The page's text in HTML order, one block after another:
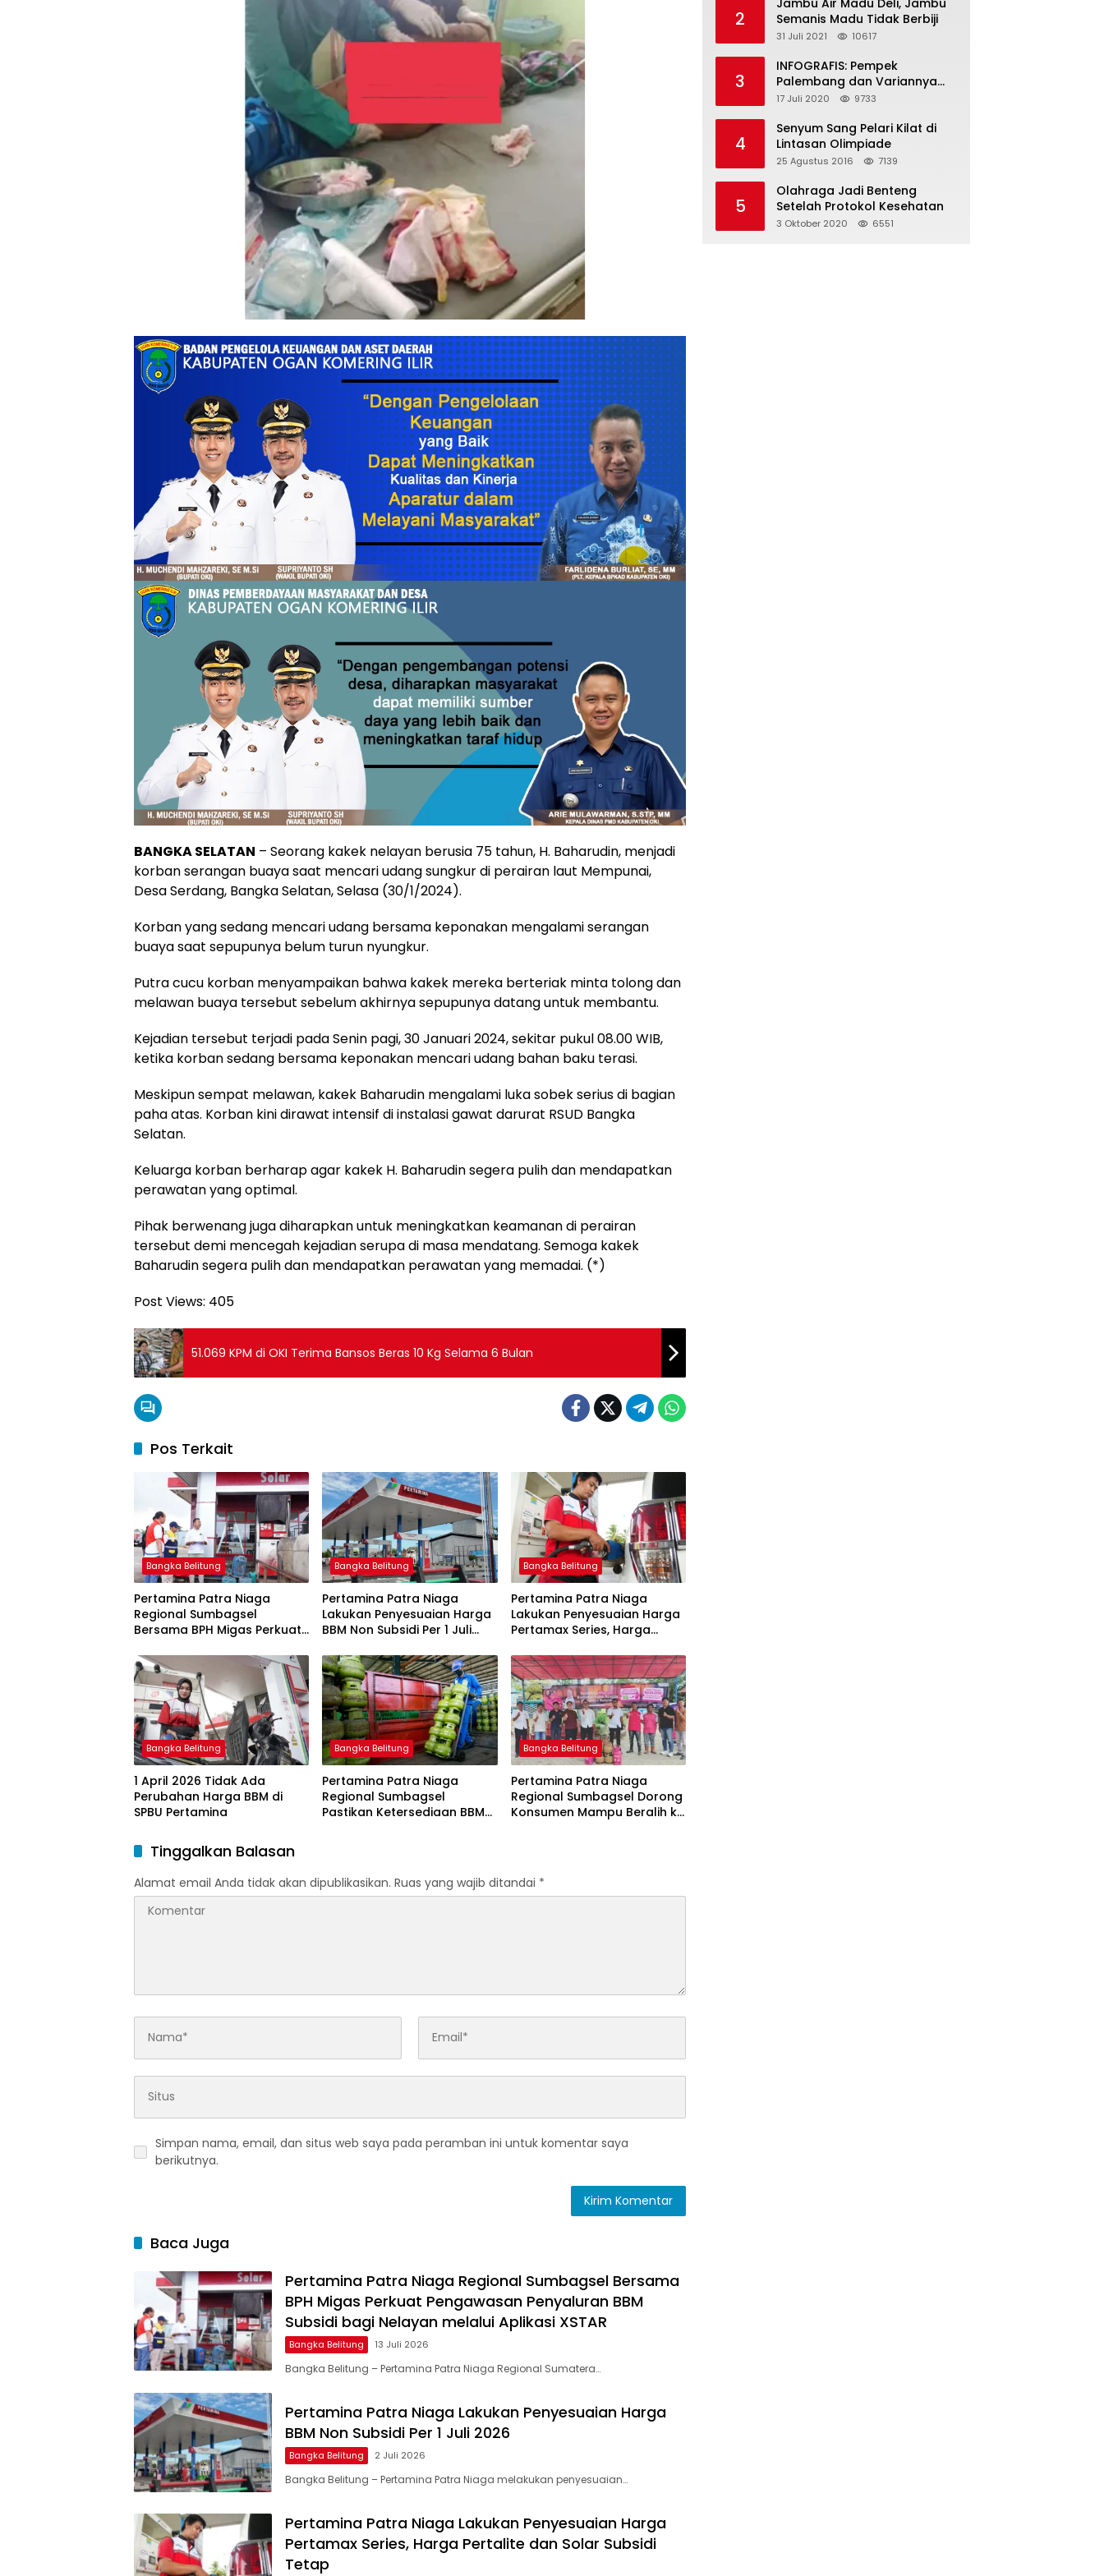
BANGKA SELATAN – Seorang kakek nelayan berusia 75 tahun, H. Baharudin, menjadi
korban serangan buaya saat mencari udang sungkur di perairan laut Mempunai,
Desa Serdang, Bangka Selatan, Selasa (30/1/2024).
Korban yang sedang mencari udang bersama keponakan mengalami serangan
buaya saat sepupunya belum turun nyungkur.
Putra cucu korban menyampaikan bahwa kakek mereka berteriak minta tolong dan
melawan buaya tersebut sebelum akhirnya sepupunya datang untuk membantu.
Kejadian tersebut terjadi pada Senin pagi, 30 Januari 2024, sekitar pukul 08.00 WIB,
ketika korban sedang bersama keponakan mencari udang bahan baku terasi.
Meskipun sempat melawan, kakek Baharudin mengalami luka sobek serius di bagian
paha atas. Korban kini dirawat intensif di instalasi gawat darurat RSUD Bangka
Selatan.
Keluarga korban berharap agar kakek H. Baharudin segera pulih dan mendapatkan
perawatan yang optimal.
Pihak berwenang juga diharapkan untuk meningkatkan keamanan di perairan
tersebut demi mencegah kejadian serupa di masa mendatang. Semoga kakek
Baharudin segera pulih dan mendapatkan perawatan yang memadai. (*)
Post Views: 405
51.069 KPM di OKI Terima Bansos Beras 10 Kg Selama 6 Bulan
Pos Terkait
Bangka Belitung
Pertamina Patra Niaga
Regional Sumbagsel
Bersama BPH Migas Perkuat
BBM Subsidi bagi Nelayan
melalui Aplikasi XSTAR
Bangka Belitung
Pertamina Patra Niaga
Lakukan Penyesuaian Harga
BBM Non Subsidi Per 1 Juli
Bangka Belitung
Pertamina Patra Niaga
Lakukan Penyesuaian Harga
Pertamax Series, Harga
Tetap
Bangka Belitung
1 April 2026 Tidak Ada
Perubahan Harga BBM di
SPBU Pertamina
Bangka Belitung
Pertamina Patra Niaga
Regional Sumbagsel
Pastikan Ketersediaan BBM
Bangka Belitung
Pertamina Patra Niaga
Regional Sumbagsel Dorong
Konsumen Mampu Beralih ke
Tinggalkan Balasan
Alamat email Anda tidak akan dipublikasikan. Ruas yang wajib ditandai *
Simpan nama, email, dan situs web saya pada peramban ini untuk komentar saya
berikutnya.
Baca Juga
Pertamina Patra Niaga Regional Sumbagsel Bersama
BPH Migas Perkuat Pengawasan Penyaluran BBM
Subsidi bagi Nelayan melalui Aplikasi XSTAR
Bangka Belitung 13 Juli 2026
Bangka Belitung – Pertamina Patra Niaga Regional Sumatera…
Pertamina Patra Niaga Lakukan Penyesuaian Harga
BBM Non Subsidi Per 1 Juli 2026
Bangka Belitung 2 Juli 2026
Bangka Belitung – Pertamina Patra Niaga melakukan penyesuaian…
Pertamina Patra Niaga Lakukan Penyesuaian Harga
Pertamax Series, Harga Pertalite dan Solar Subsidi
Tetap
2
Jambu Air Madu Deli, Jambu
Semanis Madu Tidak Berbiji
31 Juli 2021 10617
3
INFOGRAFIS: Pempek
Palembang dan Variannya
yang Melegenda
17 Juli 2020 9733
4
Senyum Sang Pelari Kilat di
Lintasan Olimpiade
25 Agustus 2016 7139
5
Olahraga Jadi Benteng
Setelah Protokol Kesehatan
3 Oktober 2020 6551